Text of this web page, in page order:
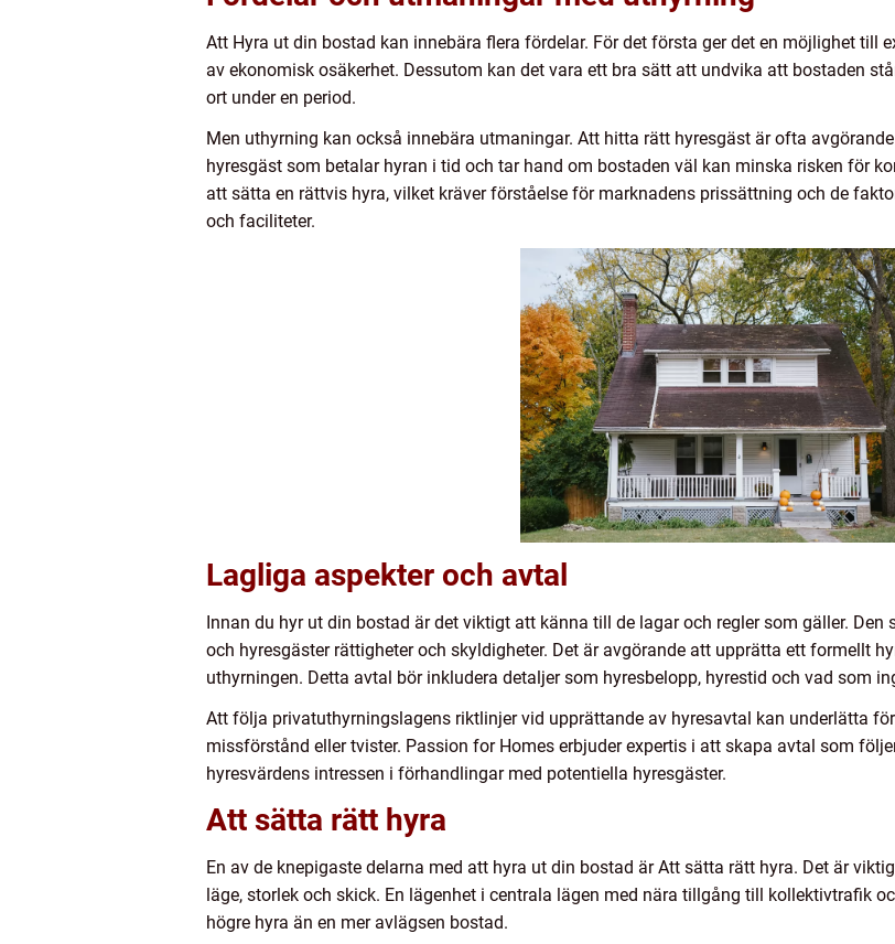
Att Hyra ut din bostad kan innebära flera fördelar. För det första ger det en möjlighet till
av ekonomisk osäkerhet. Dessutom kan det vara ett bra sätt att undvika att bostaden
ort under en period.
Men uthyrning kan också innebära utmaningar. Att hitta rätt hyresgäst är ofta
hyresgäst som betalar hyran i tid och tar hand om bostaden väl kan minska risken för
att sätta en rättvis hyra, vilket kräver förståelse för marknadens prissättning och de
och faciliteter.
Lagliga aspekter och avtal
Innan du hyr ut din bostad är det viktigt att känna till de lagar och regler som gäller.
och hyresgäster rättigheter och skyldigheter. Det är avgörande att upprätta ett formellt
uthyrningen. Detta avtal bör inkludera detaljer som hyresbelopp, hyrestid och vad som
Att följa privatuthyrningslagens riktlinjer vid upprättande av hyresavtal kan underlätta
missförstånd eller tvister. Passion for Homes erbjuder expertis i att skapa avtal som
hyresvärdens intressen i förhandlingar med potentiella hyresgäster.
Att sätta rätt hyra
En av de knepigaste delarna med att hyra ut din bostad är Att sätta rätt hyra. Det är
läge, storlek och skick. En lägenhet i centrala lägen med nära tillgång till kollektivtrafik
högre hyra än en mer avlägsen bostad.